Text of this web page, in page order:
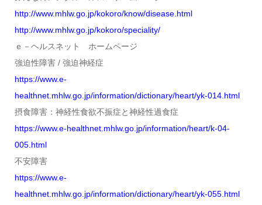
http://www.mhlw.go.jp/kokoro/know/disease.html
http://www.mhlw.go.jp/kokoro/speciality/
ｅ－ヘルスネット ホームページ
強迫性障害 / 強迫神経症
https://www.e-
healthnet.mhlw.go.jp/information/dictionary/heart/yk-014.html
摂食障害：神経性食欲不振症と神経性過食症
https://www.e-healthnet.mhlw.go.jp/information/heart/k-04-
005.html
不安障害
https://www.e-
healthnet.mhlw.go.jp/information/dictionary/heart/yk-055.html